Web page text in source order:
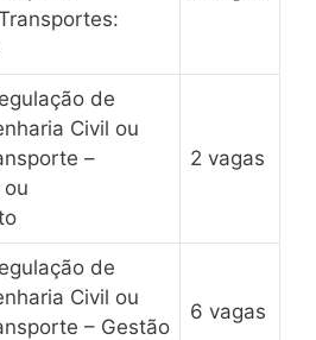
de
Civil ou
–
2 vagas
de
Civil ou
– Gestão
6 vagas